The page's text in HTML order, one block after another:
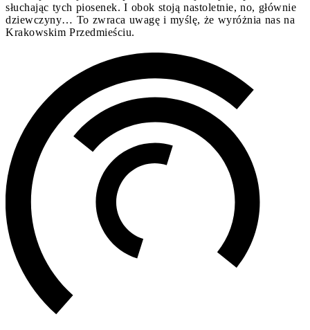
słuchając tych piosenek. I obok stoją nastoletnie, no, głównie
dziewczyny… To zwraca uwagę i myślę, że wyróżnia nas na
Krakowskim Przedmieściu.